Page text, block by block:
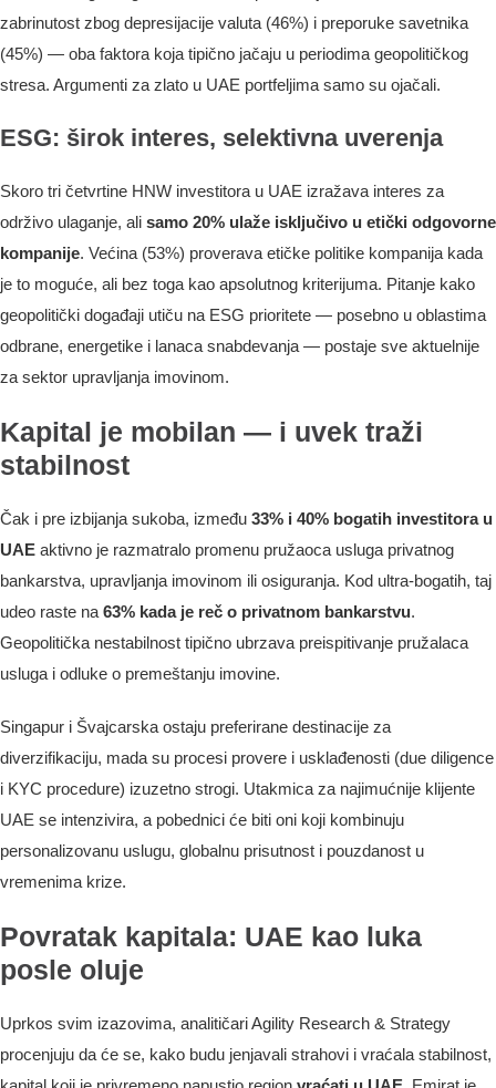
zabrinutost zbog depresijacije valuta (46%) i preporuke savetnika
(45%) — oba faktora koja tipično jačaju u periodima geopolitičkog
stresa. Argumenti za zlato u UAE portfeljima samo su ojačali.
ESG: širok interes, selektivna uverenja
Skoro tri četvrtine HNW investitora u UAE izražava interes za
održivo ulaganje, ali samo 20% ulaže isključivo u etički odgovorne
kompanije. Većina (53%) proverava etičke politike kompanija kada
je to moguće, ali bez toga kao apsolutnog kriterijuma. Pitanje kako
geopolitički događaji utiču na ESG prioritete — posebno u oblastima
odbrane, energetike i lanaca snabdevanja — postaje sve aktuelnije
za sektor upravljanja imovinom.
Kapital je mobilan — i uvek traži
stabilnost
Čak i pre izbijanja sukoba, između 33% i 40% bogatih investitora u
UAE aktivno je razmatralo promenu pružaoca usluga privatnog
bankarstva, upravljanja imovinom ili osiguranja. Kod ultra-bogatih, taj
udeo raste na 63% kada je reč o privatnom bankarstvu.
Geopolitička nestabilnost tipično ubrzava preispitivanje pružalaca
usluga i odluke o premeštanju imovine.
Singapur i Švajcarska ostaju preferirane destinacije za
diverzifikaciju, mada su procesi provere i usklađenosti (due diligence
i KYC procedure) izuzetno strogi. Utakmica za najimućnije klijente
UAE se intenzivira, a pobednici će biti oni koji kombinuju
personalizovanu uslugu, globalnu prisutnost i pouzdanost u
vremenima krize.
Povratak kapitala: UAE kao luka
posle oluje
Uprkos svim izazovima, analitičari Agility Research & Strategy
procenjuju da će se, kako budu jenjavali strahovi i vraćala stabilnost,